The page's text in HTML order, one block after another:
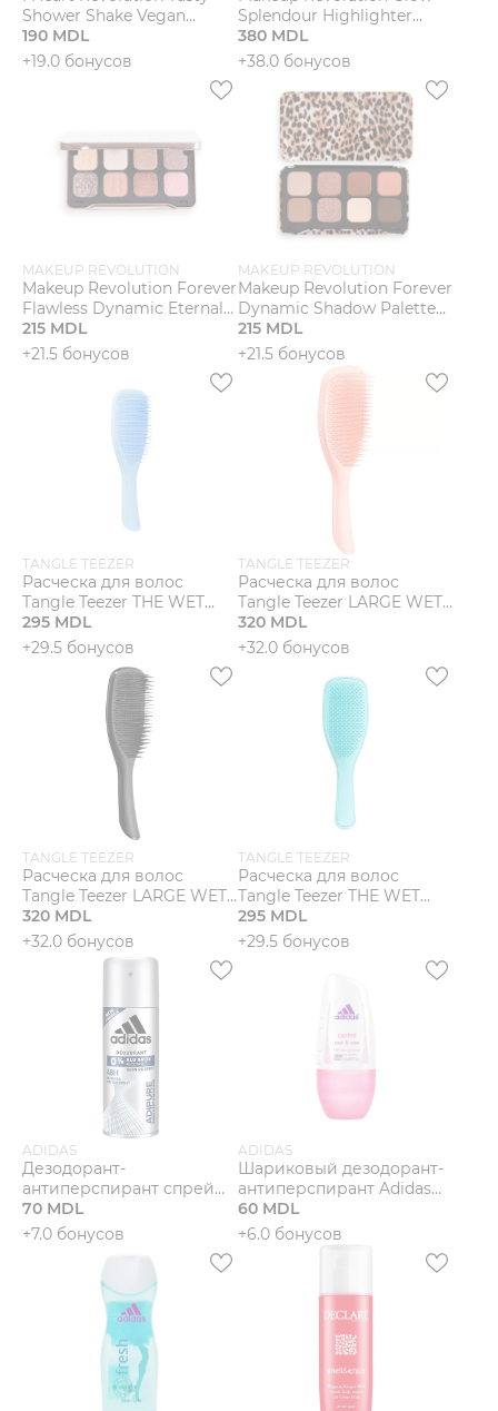
Shower Shake Vegan
Coconut & Almond Shower
Gel Гель для душа
190 MDL
+19.0 бонусов
Splendour Highlighter
Lustre Хайлайтер
380 MDL
+38.0 бонусов
MAKEUP REVOLUTION
Makeup Revolution Forever
Flawless Dynamic Eternal
Палетка теней
215 MDL
+21.5 бонусов
MAKEUP REVOLUTION
Makeup Revolution Forever
Dynamic Shadow Palette
Animal Ego Палетка
теней
215 MDL
+21.5 бонусов
TANGLE TEEZER
Расческа для волос
Tangle Teezer THE WET
DETANGLER DENIM BLUES
295 MDL
+29.5 бонусов
TANGLE TEEZER
Расческа для волос
Tangle Teezer LARGE WET
DETANGLER PEACH
320 MDL
+32.0 бонусов
TANGLE TEEZER
Расческа для волос
Tangle Teezer LARGE WET
DETANGLER BLACK
320 MDL
+32.0 бонусов
TANGLE TEEZER
Расческа для волос
Tangle Teezer THE WET
DETANGLER MARLIN BLUE
295 MDL
+29.5 бонусов
ADIDAS
Дезодорант-
антиперспирант спрей
Adidas Adipure.
70 MDL
+7.0 бонусов
ADIDAS
Шариковый дезодорант-
антиперспирант Adidas
Control Cool & Care.
60 MDL
+6.0 бонусов